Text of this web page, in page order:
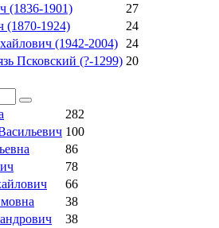
(1836-1901)
27
1924)
24
(1942-2004)
24
Псковский (?-1299) 20
282
100
86
78
66
38
38